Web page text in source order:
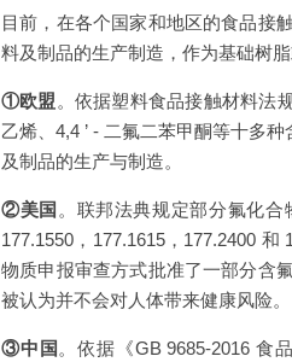
目前，在各个国家和地区的食品接
料及制品的生产制造，作为基础树
①欧盟 。依据塑料食品接触材料法
乙烯、4,4 ’ - 二氟二苯甲酮等十多
及制品的生产与制造。
②美国 。联邦法典规定部分氟化合
177.1550，177.1615，177.2400
物质申报审查方式批准了一部分含
被认为并不会对人体带来健康风险。
③中国 。依据《GB 9685-2016 食